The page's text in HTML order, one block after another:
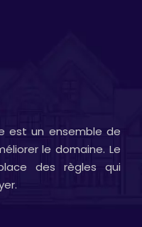
est un ensemble de
le domaine. Le
des règles qui